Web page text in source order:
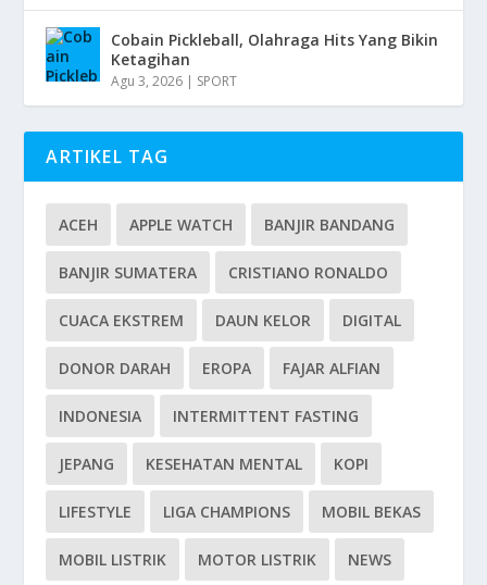
Cobain Pickleball, Olahraga Hits Yang Bikin
Ketagihan
Agu 3, 2026 | SPORT
ARTIKEL TAG
ACEH APPLE WATCH BANJIR BANDANG
BANJIR SUMATERA CRISTIANO RONALDO
CUACA EKSTREM DAUN KELOR DIGITAL
DONOR DARAH EROPA FAJAR ALFIAN
INDONESIA INTERMITTENT FASTING
JEPANG KESEHATAN MENTAL KOPI
LIFESTYLE LIGA CHAMPIONS MOBIL BEKAS
MOBIL LISTRIK MOTOR LISTRIK NEWS